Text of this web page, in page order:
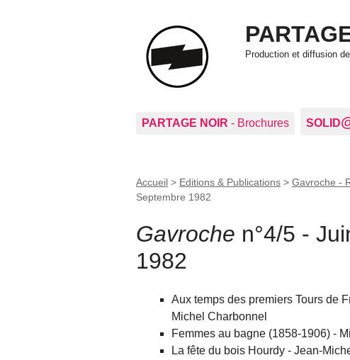
Production et diffusion
PARTAGE NOIR - Brochures SOLID
Accueil > Editions & Publications > Gavroche -
Septembre 1982
Gavroche n°4/5 -
1982
Aux temps des premiers Tours de
Michel Charbonnel
Femmes au bagne (1858-1906) -
La fête du bois Hourdy - Jean-